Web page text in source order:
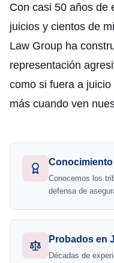
Con casi 50 años de
juicios y cientos de
Law Group ha
representación
como si fuera a
más cuando ven
Conocimiento
Conocemos los
defensa de
Probados en
Décadas de